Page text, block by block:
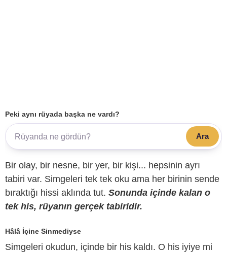
Peki aynı rüyada başka ne vardı?
Ara
Bir olay, bir nesne, bir yer, bir kişi... hepsinin ayrı
tabiri var. Simgeleri tek tek oku ama her birinin sende
bıraktığı hissi aklında tut. Sonunda içinde kalan o
tek his, rüyanın gerçek tabiridir.
Hâlâ İçine Sinmediyse
Simgeleri okudun, içinde bir his kaldı. O his iyiye mi